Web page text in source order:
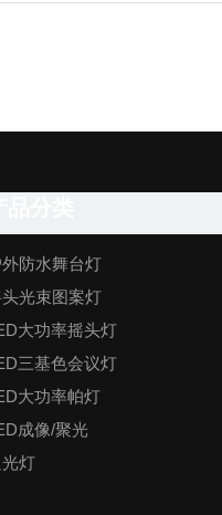
外防水舞台灯
光束图案灯
大功率摇头灯
三基色会议灯
大功率帕灯
成像/聚光
灯